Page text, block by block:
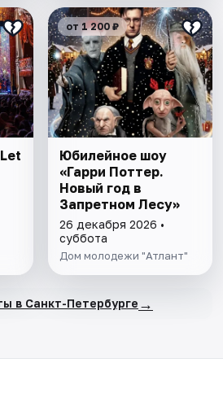
от 1 200 ₽
Юбилейное шоу
«Гарри Поттер.
Новый год в
Запретном Лесу»
26 декабря 2026 •
суббота
Дом молодежи "Атлант"
в Санкт-Петербурге →